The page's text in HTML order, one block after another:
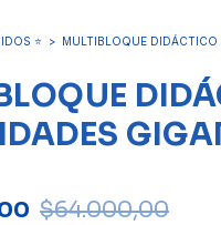
⭐ > MULTIBLOQUE
$64.000,00